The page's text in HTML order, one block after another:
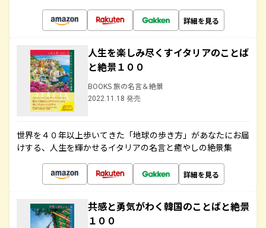
詳細を見る
人生を楽しみ尽くすイタリアのことば
と絶景１００
BOOKS 旅の名言＆絶景
2022.11.18 発売
世界を４０年以上歩いてきた「地球の歩き方」があなたにお届
けする、人生を輝かせるイタリアの名言と癒やしの絶景集
詳細を見る
共感と勇気がわく韓国のことばと絶景
１００